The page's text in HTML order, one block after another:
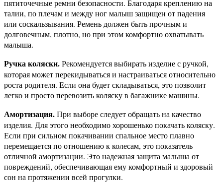
пятиточечные ремни безопасности. Благодаря креплению на
талии, по плечам и между ног малыш защищен от падения
или соскальзывания. Ремень должен быть прочным и
долговечным, плотно, но при этом комфортно охватывать
малыша.
Ручка коляски.Рекомендуется выбирать изделие с ручкой,
которая может перекидываться и настраиваться относительно
роста родителя. Если она будет складываться, это позволит
легко и просто перевозить коляску в багажнике машины.
Амортизация.При выборе следует обращать на качество
изделия. Для этого необходимо хорошенько покачать коляску.
Если при сильном покачивании спальное место плавно
перемещается по отношению к колесам, это показатель
отличной амортизации. Это надежная защита малыша от
повреждений, обеспечивающая ему комфортный и здоровый
сон на протяжении всей прогулки.